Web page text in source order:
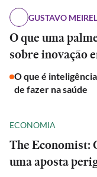
GUSTAVO
O que uma
sobre inovação
O que é
de fazer na saúde
ECONOMIA
The Economist:
uma aposta